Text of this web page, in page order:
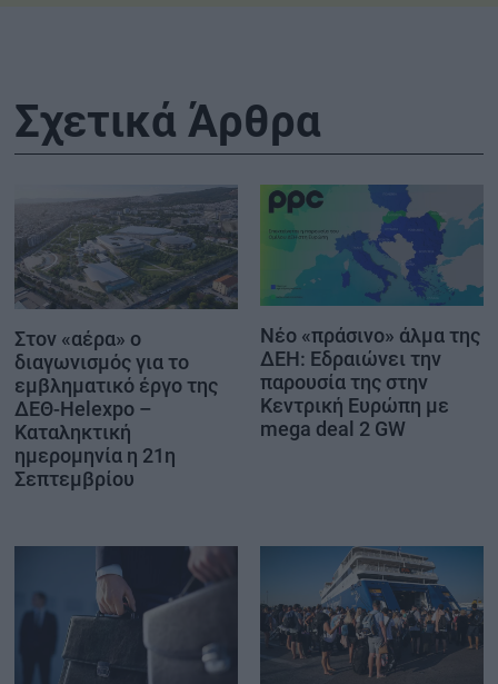
Σχετικά Άρθρα
Στον «αέρα» ο
διαγωνισμός για το
εμβληματικό έργο της
ΔΕΘ-Helexpo –
Καταληκτική
ημερομηνία η 21η
Σεπτεμβρίου
Νέο «πράσινο» άλμα της
ΔΕΗ: Εδραιώνει την
παρουσία της στην
Κεντρική Ευρώπη με
mega deal 2 GW